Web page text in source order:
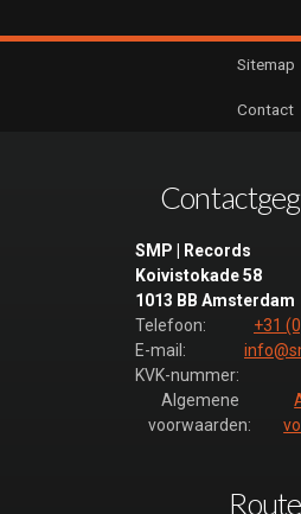
Sitemap
Contact
SMP | Records
Koivistokade 58
1013 BB Amsterdam
Telefoon:
+31
E-mail:
KVK-nummer:
Algemene
voorwaarden:
Route